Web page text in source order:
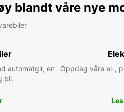
blandt våre nye
automatgir, en
bil.
Oppdag våre el-,